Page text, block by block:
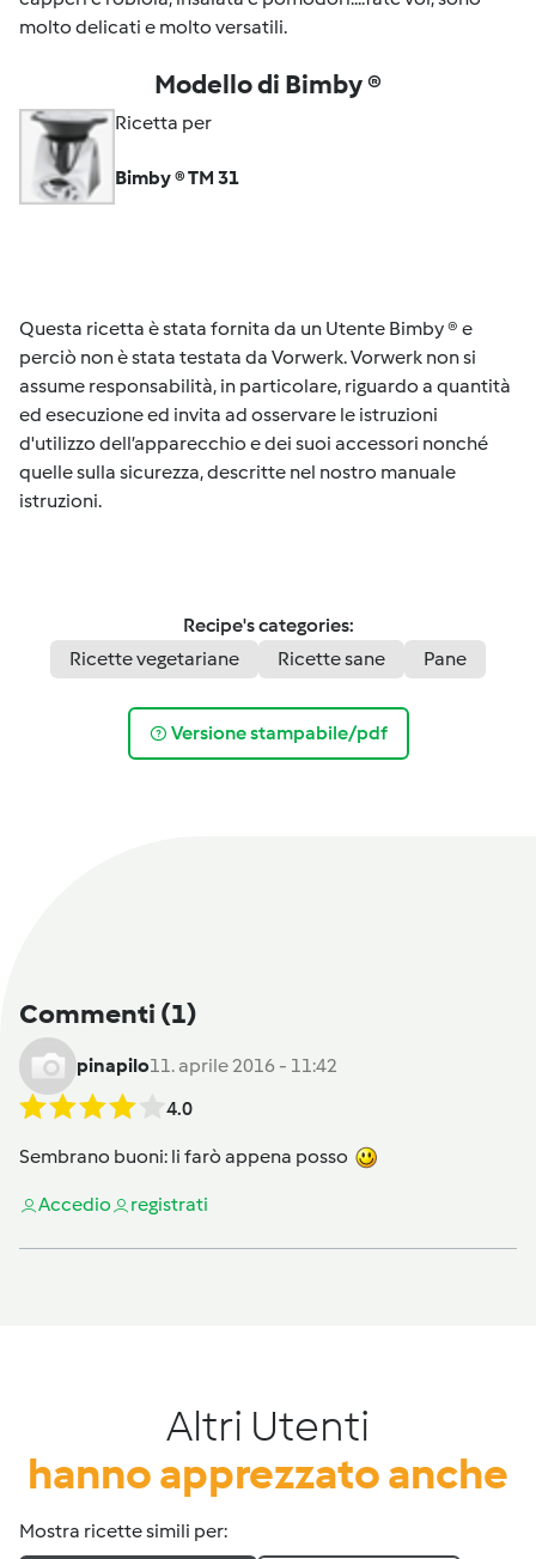
molto delicati e molto versatili.
Modello di Bimby ®
Ricetta per
Bimby ® TM 31
Questa ricetta è stata fornita da un Utente Bimby ® e
perciò non è stata testata da Vorwerk. Vorwerk non si
assume responsabilità, in particolare, riguardo a quantità
ed esecuzione ed invita ad osservare le istruzioni
d'utilizzo dell’apparecchio e dei suoi accessori nonché
quelle sulla sicurezza, descritte nel nostro manuale
istruzioni.
Recipe's categories:
Ricette vegetariane
Ricette sane Pane
Versione stampabile/pdf
Commenti (1)
pinapilo11. aprile 2016 - 11:42
4.0
Sembrano buoni: li farò appena posso
Accedio registrati
Altri Utenti
hanno apprezzato anche
Mostra ricette simili per: